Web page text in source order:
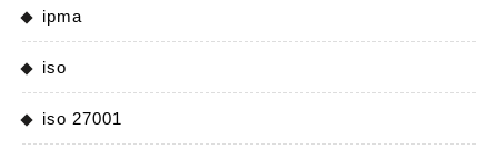
ipma
iso
iso 27001